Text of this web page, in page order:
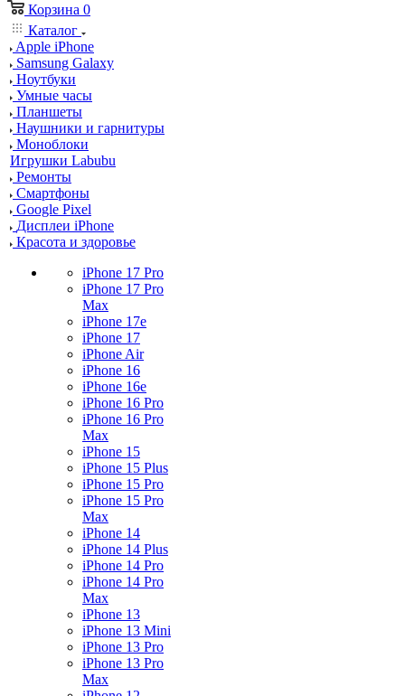
Корзина 0
Каталог
Apple iPhone
Samsung Galaxy
Ноутбуки
Умные часы
Планшеты
Наушники и гарнитуры
Моноблоки
Игрушки Labubu
Ремонты
Смартфоны
Google Pixel
Дисплеи iPhone
Красота и здоровье
iPhone 17 Pro
iPhone 17 Pro
Max
iPhone 17e
iPhone 17
iPhone Air
iPhone 16
iPhone 16e
iPhone 16 Pro
iPhone 16 Pro
Max
iPhone 15
iPhone 15 Plus
iPhone 15 Pro
iPhone 15 Pro
Max
iPhone 14
iPhone 14 Plus
iPhone 14 Pro
iPhone 14 Pro
Max
iPhone 13
iPhone 13 Mini
iPhone 13 Pro
iPhone 13 Pro
Max